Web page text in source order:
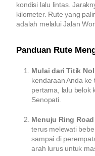
kondisi lalu lintas.
kilometer. Rute yang
adalah melalui Jalan
Panduan Rute
Mulai dari Titik
kendaraan Anda
pertama, lalu belok
Senopati.
Menuju Ring
terus melewati
sampai di
arah lurus untuk